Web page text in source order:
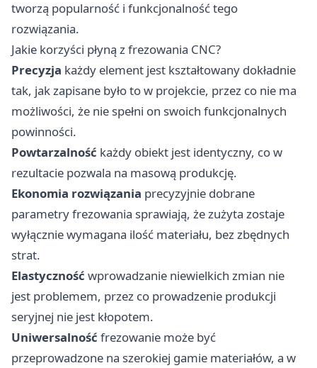
tworzą popularność i funkcjonalność tego
rozwiązania.
Jakie korzyści płyną z frezowania CNC?
Precyzja każdy element jest kształtowany dokładnie
tak, jak zapisane było to w projekcie, przez co nie ma
możliwości, że nie spełni on swoich funkcjonalnych
powinności.
Powtarzalność każdy obiekt jest identyczny, co w
rezultacie pozwala na masową produkcję.
Ekonomia rozwiązania precyzyjnie dobrane
parametry frezowania sprawiają, że zużyta zostaje
wyłącznie wymagana ilość materiału, bez zbędnych
strat.
Elastyczność wprowadzanie niewielkich zmian nie
jest problemem, przez co prowadzenie produkcji
seryjnej nie jest kłopotem.
Uniwersalność frezowanie może być
przeprowadzone na szerokiej gamie materiałów, a w